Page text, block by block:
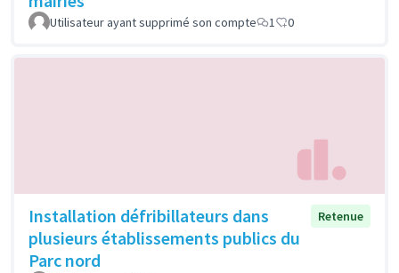
Utilisateur ayant supprimé son compte 1 0
Installation défribillateurs dans
plusieurs établissements publics du
Parc nord
Retenue